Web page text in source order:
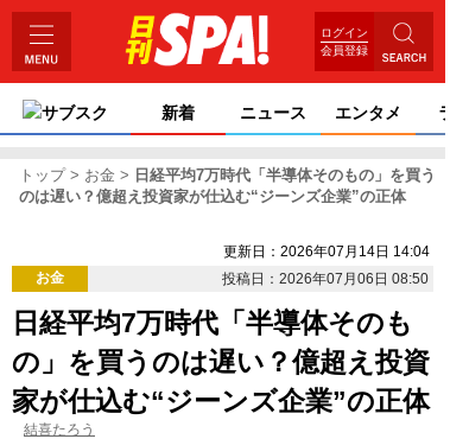
ログイン
会員登録
サブスク 新着 ニュース エンタメ
トップ お金
日経平均7万時代「半導体そのもの」を買う
のは遅い？億超え投資家が仕込む“ジーンズ企業”の正体
更新日：2026年07月14日 14:04
お金
投稿日：2026年07月06日 08:50
日経平均7万時代「半導体そのも
の」を買うのは遅い？億超え投資
家が仕込む“ジーンズ企業”の正体
結喜たろう